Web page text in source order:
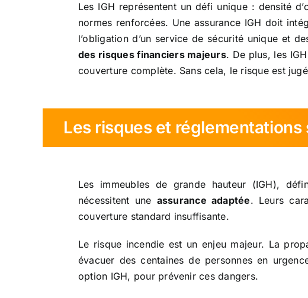
Les IGH représentent un défi unique : densité
normes renforcées. Une assurance IGH doit
l’obligation d’un service de sécurité unique et
des risques financiers majeurs. De plus, les
couverture complète. Sans cela, le risque est
Les risques et réglementations
Les immeubles de grande hauteur (IGH),
nécessitent une assurance adaptée. Leurs
couverture standard insuffisante.
Le risque incendie est un enjeu majeur. La
évacuer des centaines de personnes en
option IGH, pour prévenir ces dangers.